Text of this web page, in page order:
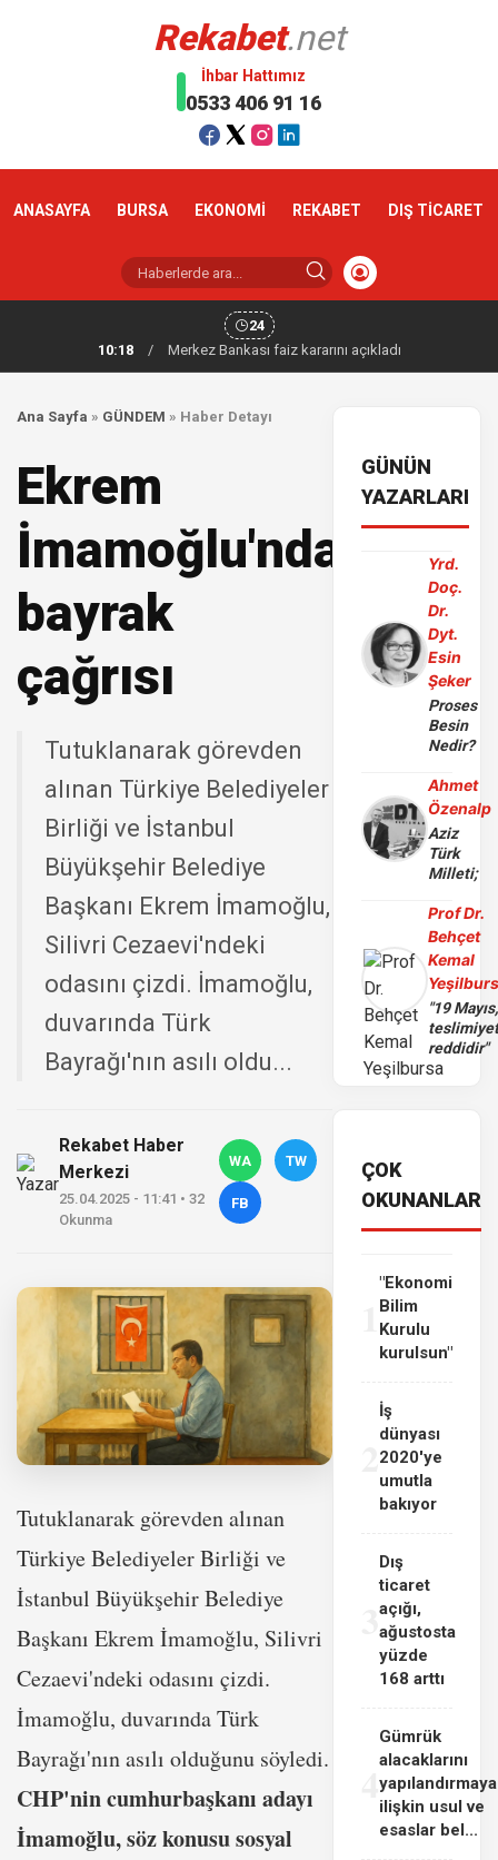
Rekabet.net
İhbar Hattımız
0533 406 91 16
ANASAYFA BURSA EKONOMİ REKABET DIŞ TİCARET
24
10:18
/ Merkez Bankası faiz kararını açıkladı
Ana Sayfa » GÜNDEM » Haber Detayı
Ekrem
İmamoğlu'ndan
bayrak
çağrısı
Tutuklanarak görevden
alınan Türkiye Belediyeler
Birliği ve İstanbul
Büyükşehir Belediye
Başkanı Ekrem İmamoğlu,
Silivri Cezaevi'ndeki
odasını çizdi. İmamoğlu,
duvarında Türk
Bayrağı'nın asılı oldu...
Rekabet Haber
Merkezi
25.04.2025 - 11:41 • 32
Okunma
WA TW
FB
Tutuklanarak görevden alınan
Türkiye Belediyeler Birliği ve
İstanbul Büyükşehir Belediye
Başkanı Ekrem İmamoğlu, Silivri
Cezaevi'ndeki odasını çizdi.
İmamoğlu, duvarında Türk
Bayrağı'nın asılı olduğunu söyledi.
CHP'nin cumhurbaşkanı adayı
İmamoğlu, söz konusu sosyal
GÜNÜN
YAZARLARI
Yrd.
Doç.
Dr.
Dyt.
Esin
Şeker
Proses
Besin
Nedir?
Ahmet
Özenalp
Aziz
Türk
Milleti;
Prof Dr.
Behçet
Kemal
"19 Mayıs,
reddidir"
ÇOK
OKUNANLAR
"Ekonomi
Bilim
Kurulu
kurulsun"
İş
dünyası
2020'ye
umutla
bakıyor
3
Dış
ticaret
açığı,
ağustosta
yüzde
168 arttı
4
Gümrük
alacaklarını
yapılandırmaya
ilişkin usul ve
esaslar bel...